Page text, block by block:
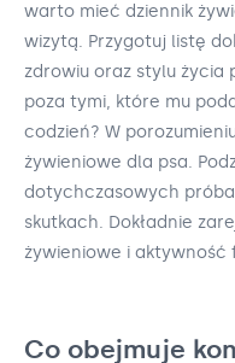
warto mieć dziennik
wizytą. Przygotuj listę
zdrowiu oraz stylu życia
poza tymi, które mu
codzień? W
żywieniowe dla psa.
dotychczasowych
skutkach. Dokładnie
żywieniowe i aktywność
Co obejmuje